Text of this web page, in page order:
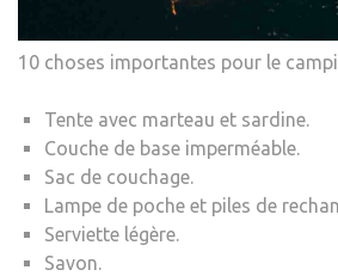
10 choses importantes pour le
Tente avec marteau et sardine.
Couche de base imperméable.
Sac de couchage.
Lampe de poche et piles de
Serviette légère.
Savon.